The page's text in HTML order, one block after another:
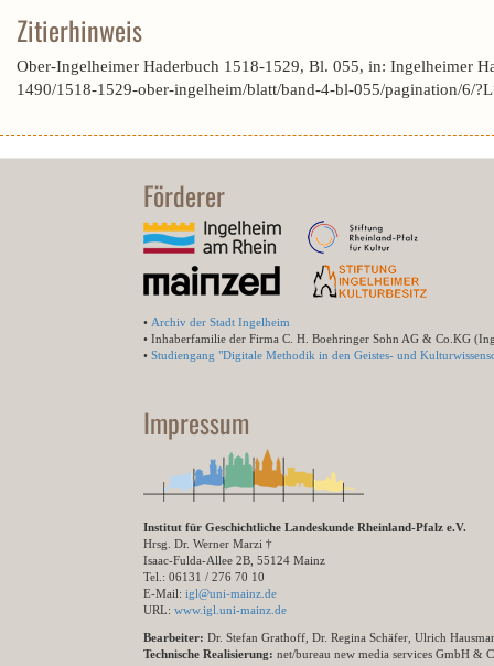
Zitierhinweis
Ober-Ingelheimer Haderbuch 1518-1529, Bl. 055, in: Ingelheimer
1490/1518-1529-ober-ingelheim/blatt/band-4-bl-055/pagination/6/
Förderer
• Archiv der Stadt Ingelheim
• Inhaberfamilie der Firma C. H. Boehringer Sohn AG & Co.KG
• Studiengang "Digitale Methodik in den Geistes- und
Impressum
Institut für Geschichtliche Landeskunde Rheinland-Pfalz e.V.
Hrsg. Dr. Werner Marzi †
Isaac-Fulda-Allee 2B, 55124 Mainz
Tel.: 06131 / 276 70 10
E-Mail: igl@uni-mainz.de
URL: www.igl.uni-mainz.de
Bearbeiter: Dr. Stefan Grathoff, Dr. Regina Schäfer, Ulrich
Technische Realisierung: net/bureau new media services GmbH &